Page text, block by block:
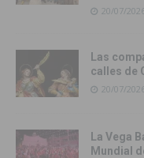
20/07/
Las
calles de
20/07/
La Vega
Mundial